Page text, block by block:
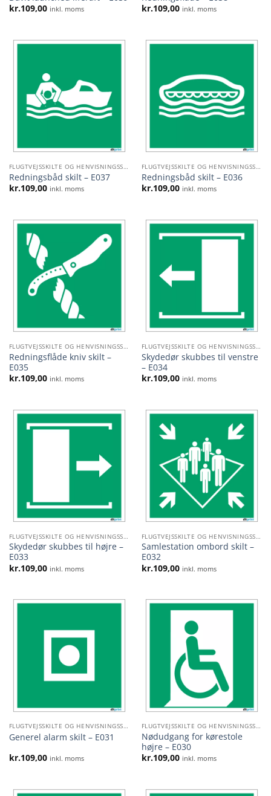
kr.109,00 inkl. moms
kr.109,00 inkl. moms
FLUGTVEJSSKILTE OG HENVISNINGSSKILTE
Redningsbåd skilt – E037
kr.109,00 inkl. moms
FLUGTVEJSSKILTE OG HENVISNINGSSKILTE
Redningsbåd skilt – E036
kr.109,00 inkl. moms
FLUGTVEJSSKILTE OG HENVISNINGSSKILTE
Redningsflåde kniv skilt –
E035
kr.109,00 inkl. moms
FLUGTVEJSSKILTE OG HENVISNINGSSKILTE
Skydedør skubbes til venstre
– E034
kr.109,00 inkl. moms
FLUGTVEJSSKILTE OG HENVISNINGSSKILTE
Skydedør skubbes til højre –
E033
kr.109,00 inkl. moms
FLUGTVEJSSKILTE OG HENVISNINGSSKILTE
Samlestation ombord skilt –
E032
kr.109,00 inkl. moms
FLUGTVEJSSKILTE OG HENVISNINGSSKILTE
Generel alarm skilt – E031
kr.109,00 inkl. moms
FLUGTVEJSSKILTE OG HENVISNINGSSKILTE
Nødudgang for kørestole
højre – E030
kr.109,00 inkl. moms